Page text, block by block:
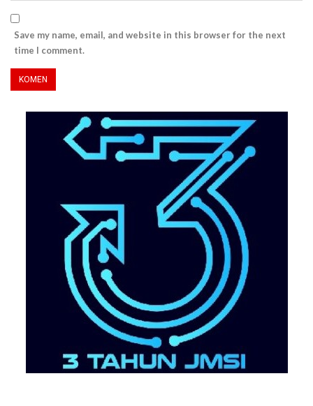
Save my name, email, and website in this browser for the next
time I comment.